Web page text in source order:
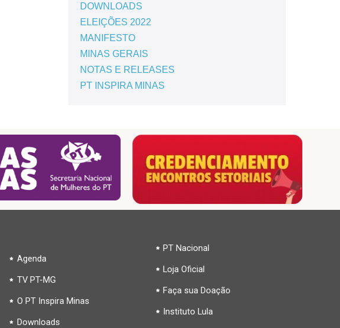
DOWNLOADS
ELEIÇÕES 2022
MANIFESTO
MINAS GERAIS
NOTAS E RELEASES
PT INSPIRA MINAS
Agenda
TV PT-MG
O PT Inspira Minas
Downloads
PT Nacional
Loja Oficial
Faça sua Doação
Instituto Lula